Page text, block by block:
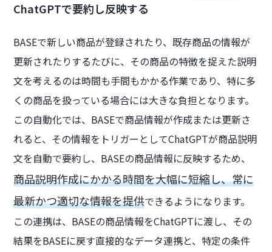
ChatGPTで要約し反映する
BASEで新しい商品が登録されたり、既存商品の情報が
更新されたりするたびに、その商品の特徴を捉えた説明
文を考えるのは時間も手間もかかる作業であり、特に多
くの商品を扱っている場合には大きな負担となります。
この自動化では、BASEで商品情報が作成または更新さ
れると、その情報をトリガーとしてChatGPTが商品説明
文を自動で要約し、BASEの商品情報に反映するため、
商品説明作成にかかる時間を大幅に短縮し、常に
最新かつ適切な情報を提供できるようになります。
この連携は、BASEの商品情報をChatGPTに渡し、その
結果をBASEに戻す直接的なデータ連携と、特定の条件